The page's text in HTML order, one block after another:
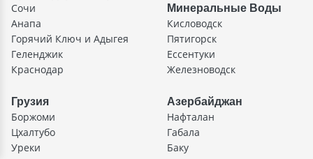
Сочи
Анапа
Горячий Ключ и Адыгея
Геленджик
Краснодар
Минеральные Воды
Кисловодск
Пятигорск
Ессентуки
Железноводск
Грузия
Боржоми
Цхалтубо
Уреки
Азербайджан
Нафталан
Габала
Баку